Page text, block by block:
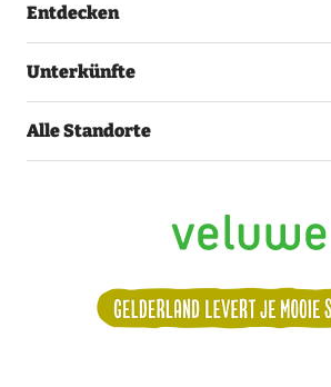
Entdecken
Unterkünfte
Alle Standorte